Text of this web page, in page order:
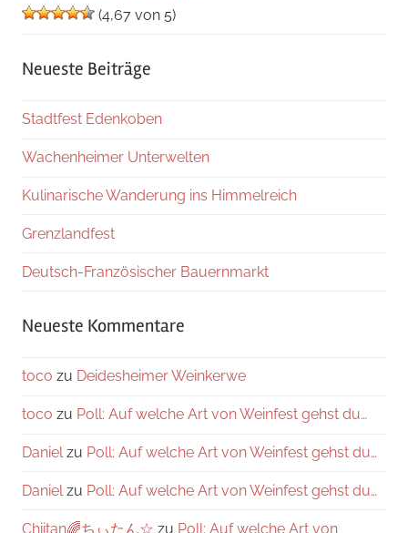
(4,67 von 5)
Neueste Beiträge
Stadtfest Edenkoben
Wachenheimer Unterwelten
Kulinarische Wanderung ins Himmelreich
Grenzlandfest
Deutsch-Französischer Bauernmarkt
Neueste Kommentare
toco zu Deidesheimer Weinkerwe
toco zu Poll: Auf welche Art von Weinfest gehst du…
Danielzu Poll: Auf welche Art von Weinfest gehst du…
Daniel zu Poll: Auf welche Art von Weinfest gehst du…
Chiitan🌈ちぃたん☆ zu Poll: Auf welche Art von